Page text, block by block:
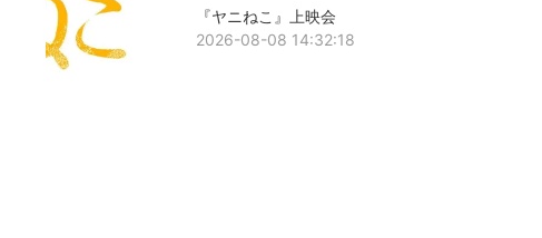
『ヤニねこ』上映会
2026-08-08 14:32:18